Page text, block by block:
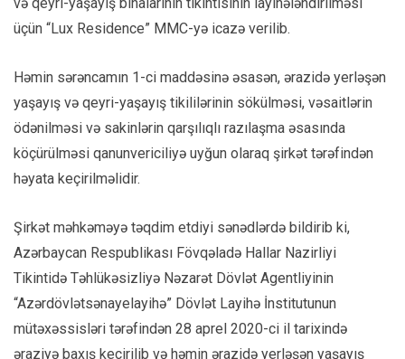
üçün “Lux Residence” MMC-yə icazə verilib.
Həmin sərəncamın 1-ci maddəsinə əsasən, ərazidə yerləşən
yaşayış və qeyri-yaşayış tikililərinin sökülməsi, vəsaitlərin
ödənilməsi və sakinlərin qarşılıqlı razılaşma əsasında
köçürülməsi qanunvericiliyə uyğun olaraq şirkət tərəfindən
həyata keçirilməlidir.
Şirkət məhkəməyə təqdim etdiyi sənədlərdə bildirib ki,
Azərbaycan Respublikası Fövqəladə Hallar Nazirliyi
Tikintidə Təhlükəsizliyə Nəzarət Dövlət Agentliyinin
“Azərdövlətsənayelayihə” Dövlət Layihə İnstitutunun
mütəxəssisləri tərəfindən 28 aprel 2020-ci il tarixində
əraziyə baxış keçirilib və həmin ərazidə yerləşən yaşayış